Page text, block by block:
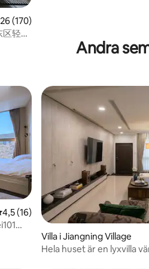
av 5 i genomsnittligt betyg, 170
(170)
轻奢
Andra
av 5 i genomsnittligt betyg, 16
4,5 (16)
Villa i Jiangning Village
Hela huset är en lyxvilla